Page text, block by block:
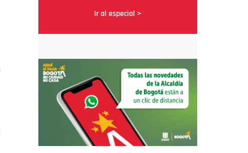
Ir al especial >